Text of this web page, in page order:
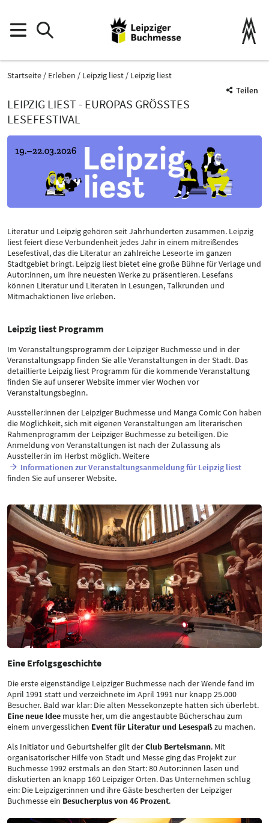
Startseite Erleben Leipzig liest
Leipzig liest
Teilen
LEIPZIG LIEST - EUROPAS GRÖSSTES L
ESEFESTIVAL
Literatur und Leipzig gehören seit Jahrhunderten zusammen. Leipzig
liest feiert diese Verbundenheit jedes Jahr in einem mitreißendes
Lesefestival, das die Literatur an zahlreiche Leseorte im ganzen
Stadtgebiet bringt. Leipzig liest bietet eine große Bühne für Verlage und
Autor:innen, um ihre neuesten Werke zu präsentieren. Lesefans
können Literatur und Literaten in Lesungen, Talkrunden und
Mitmachaktionen live erleben.
Leipzig liest Programm
Im Veranstaltungsprogramm der Leipziger Buchmesse und in der
Veranstaltungsapp finden Sie alle Veranstaltungen in der Stadt. Das
detaillierte Leipzig liest Programm für die kommende Veranstaltung
finden Sie auf unserer Website immer vier Wochen vor
Veranstaltungsbeginn.
Aussteller:innen der Leipziger Buchmesse und Manga Comic Con haben
die Möglichkeit, sich mit eigenen Veranstaltungen am literarischen
Rahmenprogramm der Leipziger Buchmesse zu beteiligen. Die
Anmeldung von Veranstaltungen ist nach der Zulassung als
Aussteller:in im Herbst möglich. Weitere
Informationen zur Veranstaltungsanmeldung für Leipzig liest
finden Sie auf unserer Website.
Eine Erfolgsgeschichte
Die erste eigenständige Leipziger Buchmesse nach der Wende fand im
April 1991 statt und verzeichnete im April 1991 nur knapp 25.000
Besucher. Bald war klar: Die alten Messekonzepte hatten sich überlebt.
Eine neue Idee musste her, um die angestaubte Bücherschau zum
einem unvergesslichen Event für Literatur und Lesespaßzu machen.
Als Initiator und Geburtshelfer gilt derClub Bertelsmann. Mit
organisatorischer Hilfe von Stadt und Messe ging das Projekt zur
Buchmesse 1992 erstmals an den Start: 80 Autor:innen lasen und
diskutierten an knapp 160 Leipziger Orten. Das Unternehmen schlug
ein: Die Leipziger:innen und ihre Gäste bescherten der Leipziger
Buchmesse ein Besucherplus von 46 Prozent.